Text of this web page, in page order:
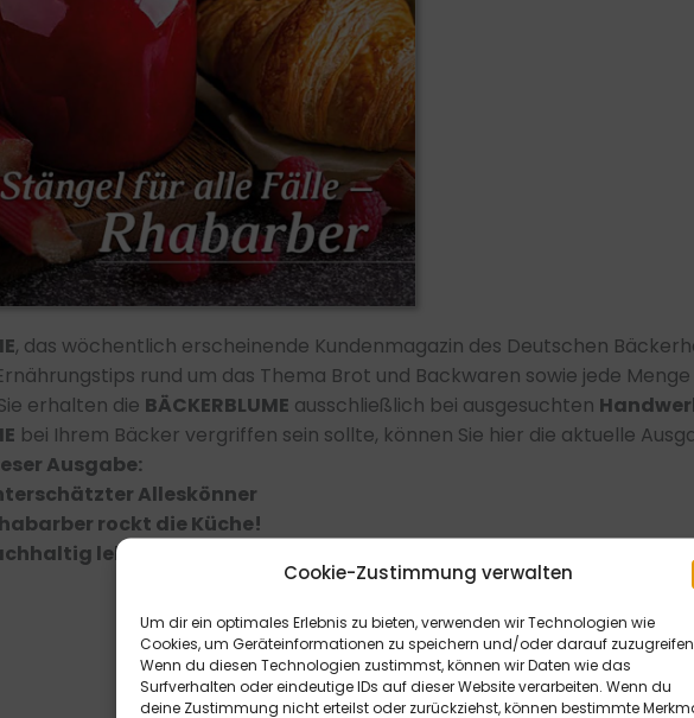
Cookie-Zustimmung verwalten
Um dir ein optimales Erlebnis zu bieten, verwenden wir Technologien wie
Cookies, um Geräteinformationen zu speichern und/oder darauf
Wenn du diesen Technologien zustimmst, können wir Daten wie das
Surfverhalten oder eindeutige IDs auf dieser Website verarbeiten. Wenn du
deine Zustimmung nicht erteilst oder zurückziehst, können bestimmte
, das wöchentlich erscheinende Kundenmagazin des Deutschen
rund um das Thema Brot und Backwaren sowie jede
erhalten die BÄCKERBLUME ausschließlich bei ausgesuchten
bei Ihrem Bäcker vergriffen sein sollte, können Sie hier die aktuelle
Ausgabe:
Alleskönner
rockt die Küche!
leben leicht gemacht – So geht Umweltschutz im Alltag